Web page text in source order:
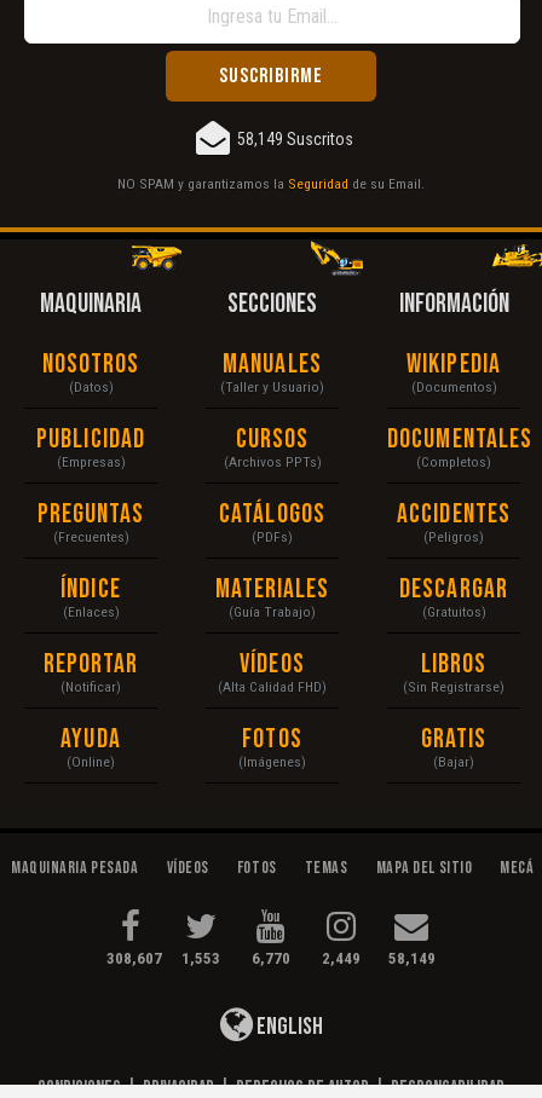
58,149 Suscritos
NO SPAM y garantizamos la Seguridad de su Email.
MAQUINARIA
Nosotros
(Datos)
Publicidad
(Empresas)
Preguntas
(Frecuentes)
Índice
(Enlaces)
Reportar
(Notificar)
Ayuda
(Online)
SECCIONES
Manuales
(Taller y Usuario)
Cursos
(Archivos PPTs)
Catálogos
(PDFs)
Materiales
(Guía Trabajo)
Vídeos
(Alta Calidad FHD)
Fotos
(Imágenes)
INFORMACIÓN
Wikipedia
(Documentos)
Documentales
(Completos)
Accidentes
(Peligros)
Descargar
(Gratuitos)
Libros
(Sin Registrarse)
Gratis
(Bajar)
Maquinaria Pesada Vídeos Fotos Temas Mapa del Sitio
308,607 1,553 6,770 2,449 58,149
English
Condiciones|Privacidad|Derechos de Autor|Responsabilidad